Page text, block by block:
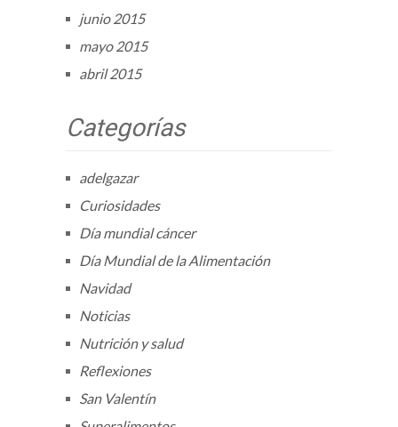
junio 2015
mayo 2015
abril 2015
Categorías
adelgazar
Curiosidades
Día mundial cáncer
Día Mundial de la Alimentación
Navidad
Noticias
Nutrición y salud
Reflexiones
San Valentín